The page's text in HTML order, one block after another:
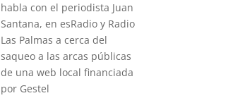
habla con el periodista Juan
Santana, en esRadio y Radio
Las Palmas a cerca del
saqueo a las arcas públicas
de una web local financiada
por Gestel